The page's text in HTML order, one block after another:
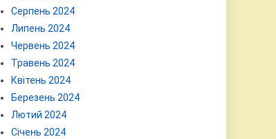
Серпень 2024
Липень 2024
Червень 2024
Травень 2024
Квітень 2024
Березень 2024
Лютий 2024
Січень 2024